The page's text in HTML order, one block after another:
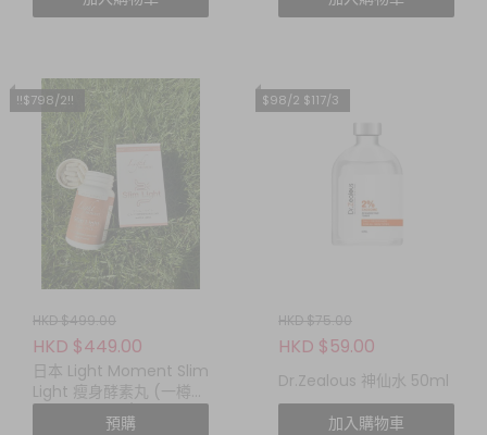
!!$798/2!!
HKD $499.00
HKD $449.00
日本 Light Moment Slim
Light 瘦身酵素丸 (一樽
60粒) !!$798/2!!
預購
$98/2 $117/3
HKD $75.00
HKD $59.00
Dr.Zealous 神仙水 50ml
加入購物車